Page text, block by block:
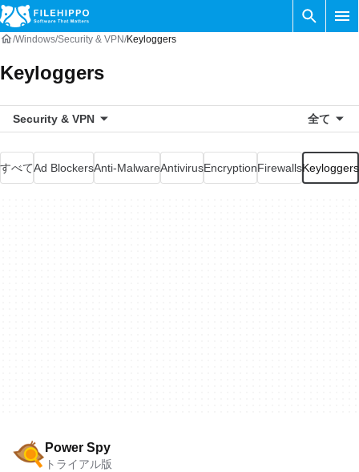
Windows Security & VPN Keyloggers
Keyloggers
Security & VPN 全て
すべてAd BlockersAnti-MalwareAntivirusEncryptionFirewallsKeyloggers
Power Spy
トライアル版